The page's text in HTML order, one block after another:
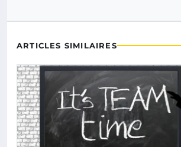
ARTICLES SIMILAIRES